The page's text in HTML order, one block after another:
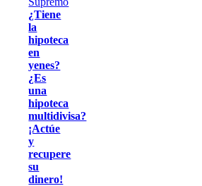
¿Tiene
la
hipoteca
en
yenes?
¿Es
una
hipoteca
multidivisa?
¡Actúe
y
recupere
su
dinero!